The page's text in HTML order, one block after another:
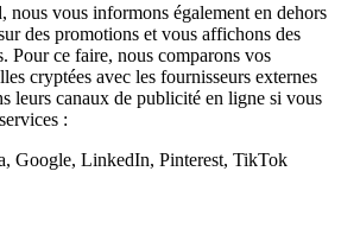
nous vous informons également en dehors
des promotions et vous affichons des
Pour ce faire, nous comparons vos
cryptées avec les fournisseurs externes
leurs canaux de publicité en ligne si vous
:
Google, LinkedIn, Pinterest, TikTok